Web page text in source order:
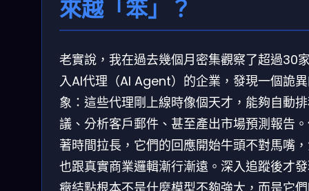
來越「笨」？
老實說，我在過去幾個月密集觀察了超過30
入AI代理（AI Agent）的企業，發現一個詭
象：這些代理剛上線時像個天才，能夠自動
議、分析客戶郵件、甚至產出市場預測報告
著時間拉長，它們的回應開始牛頭不對馬嘴
也跟真實商業邏輯漸行漸遠。深入追蹤後才